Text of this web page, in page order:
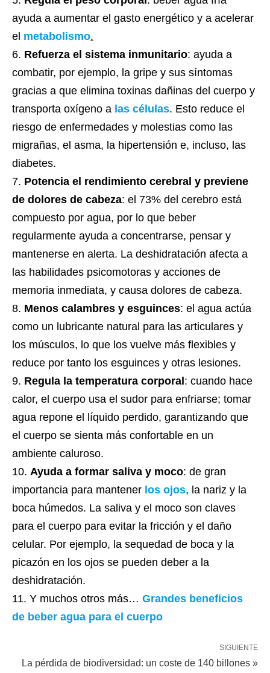
ayuda a aumentar el gasto energético y a acelerar
el metabolismo.
Refuerza el sistema inmunitario: ayuda a
combatir, por ejemplo, la gripe y sus síntomas
gracias a que elimina toxinas dañinas del cuerpo y
transporta oxígeno a las células. Esto reduce el
riesgo de enfermedades y molestias como las
migrañas, el asma, la hipertensión e, incluso, las
diabetes.
Potencia el rendimiento cerebral y previene
de dolores de cabeza: el 73% del cerebro está
compuesto por agua, por lo que beber
regularmente ayuda a concentrarse, pensar y
mantenerse en alerta. La deshidratación afecta a
las habilidades psicomotoras y acciones de
memoria inmediata, y causa dolores de cabeza.
Menos calambres y esguinces: el agua actúa
como un lubricante natural para las articulares y
los músculos, lo que los vuelve más flexibles y
reduce por tanto los esguinces y otras lesiones.
Regula la temperatura corporal: cuando hace
calor, el cuerpo usa el sudor para enfriarse; tomar
agua repone el líquido perdido, garantizando que
el cuerpo se sienta más confortable en un
ambiente caluroso.
Ayuda a formar saliva y moco: de gran
importancia para mantener los ojos, la nariz y la
boca húmedos. La saliva y el moco son claves
para el cuerpo para evitar la fricción y el daño
celular. Por ejemplo, la sequedad de boca y la
picazón en los ojos se pueden deber a la
deshidratación.
Y muchos otros más… Grandes beneficios
de beber agua para el cuerpo
SIGUIENTE
La pérdida de biodiversidad: un coste de 140 billones »